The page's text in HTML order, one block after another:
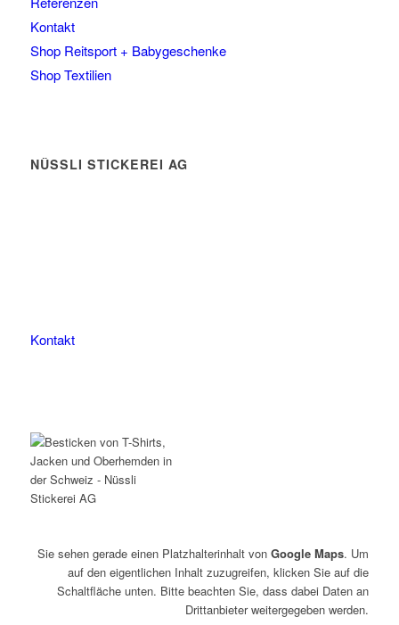
Kontakt
Shop Reitsport + Babygeschenke
Shop Textilien
NÜSSLI STICKEREI AG
Kontakt
Sie sehen gerade einen Platzhalterinhalt vonGoogle Maps. Um
auf den eigentlichen Inhalt zuzugreifen, klicken Sie auf die
Schaltfläche unten. Bitte beachten Sie, dass dabei Daten an
Drittanbieter weitergegeben werden.